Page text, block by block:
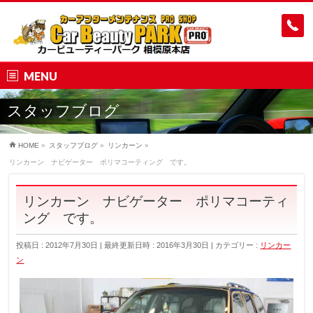
MENU
スタッフブログ
HOME » スタッフブログ » リンカーン »
リンカーン ナビゲーター ポリマコーティング です。
リンカーン ナビゲーター ポリマコーティ
ング です。
投稿日 : 2012年7月30日 最終更新日時 : 2016年3月30日 カテゴリー : リンカー
ン